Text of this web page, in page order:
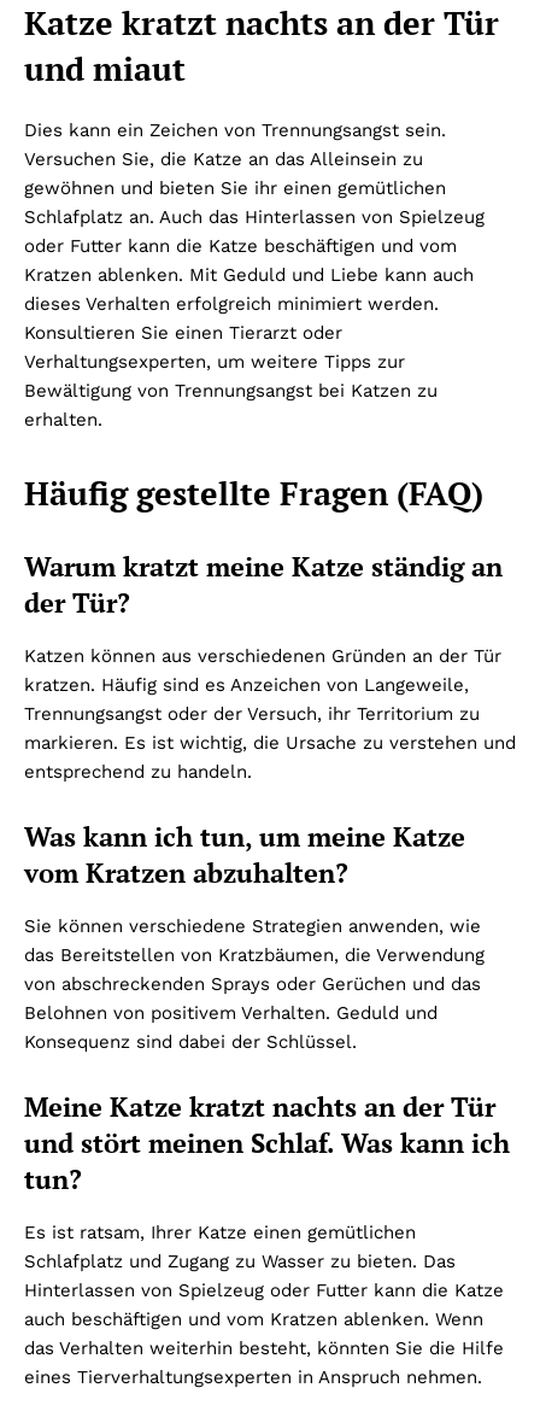
Katze kratzt nachts an der Tür
und miaut
Dies kann ein Zeichen von Trennungsangst sein.
Versuchen Sie, die Katze an das Alleinsein zu
gewöhnen und bieten Sie ihr einen gemütlichen
Schlafplatz an. Auch das Hinterlassen von Spielzeug
oder Futter kann die Katze beschäftigen und vom
Kratzen ablenken. Mit Geduld und Liebe kann auch
dieses Verhalten erfolgreich minimiert werden.
Konsultieren Sie einen Tierarzt oder
Verhaltungsexperten, um weitere Tipps zur
Bewältigung von Trennungsangst bei Katzen zu
erhalten.
Häufig gestellte Fragen (FAQ)
Warum kratzt meine Katze ständig an
der Tür?
Katzen können aus verschiedenen Gründen an der Tür
kratzen. Häufig sind es Anzeichen von Langeweile,
Trennungsangst oder der Versuch, ihr Territorium zu
markieren. Es ist wichtig, die Ursache zu verstehen und
entsprechend zu handeln.
Was kann ich tun, um meine Katze
vom Kratzen abzuhalten?
Sie können verschiedene Strategien anwenden, wie
das Bereitstellen von Kratzbäumen, die Verwendung
von abschreckenden Sprays oder Gerüchen und das
Belohnen von positivem Verhalten. Geduld und
Konsequenz sind dabei der Schlüssel.
Meine Katze kratzt nachts an der Tür
und stört meinen Schlaf. Was kann ich
tun?
Es ist ratsam, Ihrer Katze einen gemütlichen
Schlafplatz und Zugang zu Wasser zu bieten. Das
Hinterlassen von Spielzeug oder Futter kann die Katze
auch beschäftigen und vom Kratzen ablenken. Wenn
das Verhalten weiterhin besteht, könnten Sie die Hilfe
eines Tierverhaltungsexperten in Anspruch nehmen.